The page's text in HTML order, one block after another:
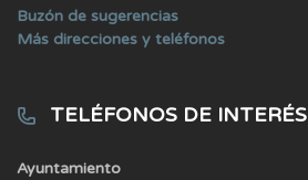
Buzón de sugerencias
Más direcciones y teléfonos
TELÉFONOS DE INTERÉS
Ayuntamiento